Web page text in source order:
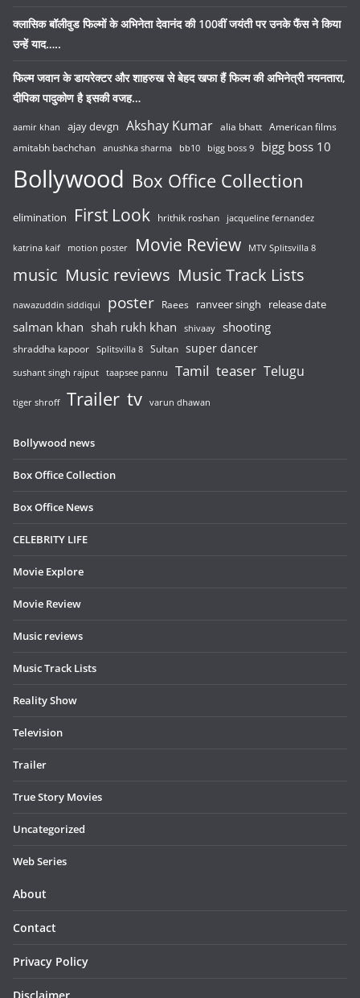
क्लासिक बॉलीवुड फिल्मों के अभिनेता देवानंद की 100वीं जयंती पर उनके फैंस ने किया
उन्हें याद…..
फिल्म जवान के डायरेक्टर और शाहरुख से बेहद खफा हैं फिल्म की अभिनेत्री नयनतारा,
दीपिका पादुकोण है इसकी वजह…
aamir khan ajay devgn Akshay Kumar alia bhatt American films
amitabh bachchan anushka sharma bb10 bigg boss 9 bigg boss 10
Bollywood Box Office Collection
elimination First Look hrithik roshan jacqueline fernandez
katrina kaif motion poster Movie Review MTV Splitsvilla 8
music Music reviews Music Track Lists
nawazuddin siddiqui poster Raees ranveer singh release date
salman khan shah rukh khan shivaay shooting
shraddha kapoor Splitsvilla 8 Sultan super dancer
sushant singh rajput taapsee pannu Tamil teaser Telugu
tiger shroff Trailer tv varun dhawan
Bollywood news
Box Office Collection
Box Office News
CELEBRITY LIFE
Movie Explore
Movie Review
Music reviews
Music Track Lists
Reality Show
Television
Trailer
True Story Movies
Uncategorized
Web Series
About
Contact
Privacy Policy